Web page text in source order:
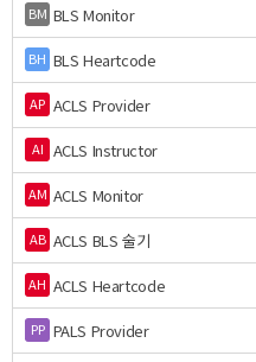
BM BLS Monitor
BH BLS Heartcode
AP ACLS Provider
AI ACLS Instructor
AM ACLS Monitor
AB ACLS BLS 술기
AH ACLS Heartcode
PP PALS Provider